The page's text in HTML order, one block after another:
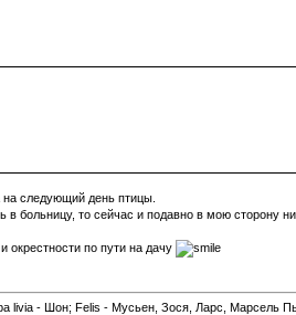
следующий день птицы.
больницу, то сейчас и подавно в мою
окрестности по пути на дачу
- Шон; Felis - Мусьен, Зося, Ларс, Марсель